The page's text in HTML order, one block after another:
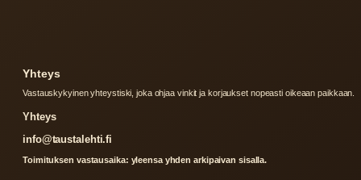
Yhteys
Vastauskykyinen yhteystiski, joka ohjaa vinkit ja korjaukset nopeasti oikeaan paikkaan.
Yhteys
info@taustalehti.fi
Toimituksen vastausaika: yleensa yhden arkipaivan sisalla.